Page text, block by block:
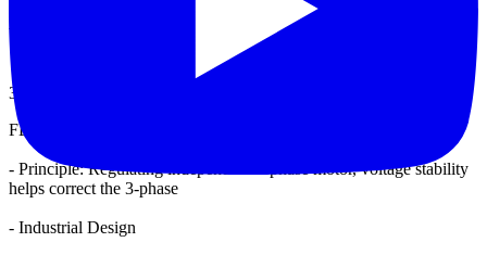
Warranty
3
FEATURES
- Principle: Regulating independent 3-phase motor, voltage stability
helps correct the 3-phase
- Industrial Design